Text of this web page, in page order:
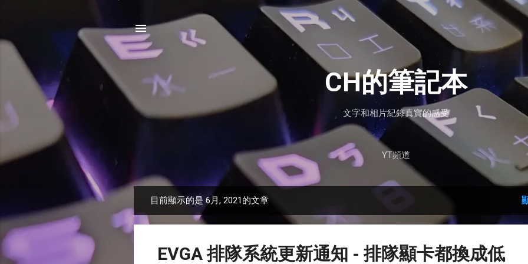
跳到主要內容
CH的筆記本
文字和相片紀錄真實的感受
YT頻道
表
目前顯示的是 6月, 2021的文章
EVGA 排隊系統更新通知 - 排隊顯卡都換成低